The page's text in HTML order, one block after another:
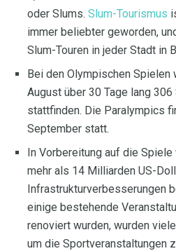
oder Slums. Slum-Tourismus
immer beliebter geworden,
Slum-Touren in jeder Stadt in
Bei den Olympischen Spielen
August über 30 Tage lang
stattfinden. Die Paralympics
September statt.
In Vorbereitung auf die
mehr als 14 Milliarden US-
Infrastrukturverbesserungen
einige bestehende
renoviert wurden, wurden
um die Sportveranstaltungen